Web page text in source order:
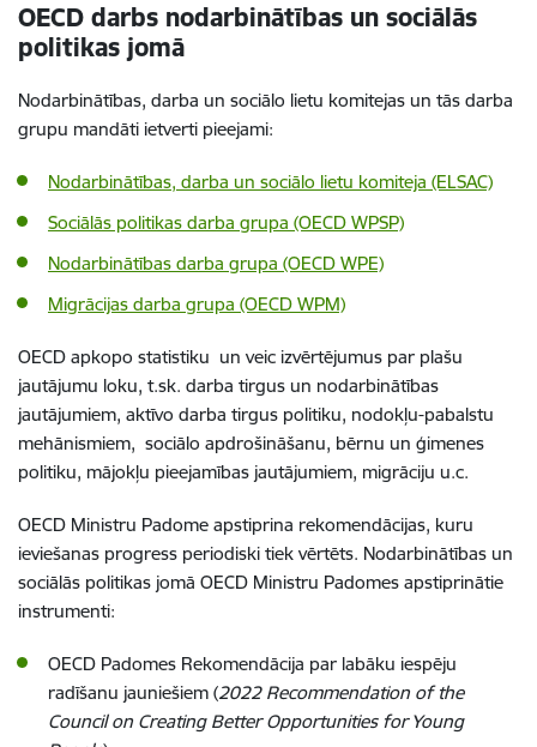
OECD darbs nodarbinātības un sociālās
politikas jomā
Nodarbinātības, darba un sociālo lietu komitejas un tās darba
grupu mandāti ietverti pieejami:
Nodarbinātības, darba un sociālo lietu komiteja (ELSAC)
Sociālās politikas darba grupa (OECD WPSP)
Nodarbinātības darba grupa (OECD WPE)
Migrācijas darba grupa (OECD WPM)
OECD apkopo statistiku un veic izvērtējumus par plašu
jautājumu loku, t.sk. darba tirgus un nodarbinātības
jautājumiem, aktīvo darba tirgus politiku, nodokļu-pabalstu
mehānismiem, sociālo apdrošināšanu, bērnu un ģimenes
politiku, mājokļu pieejamības jautājumiem, migrāciju u.c.
OECD Ministru Padome apstiprina rekomendācijas, kuru
ieviešanas progress periodiski tiek vērtēts. Nodarbinātības un
sociālās politikas jomā OECD Ministru Padomes apstiprinātie
instrumenti:
OECD Padomes Rekomendācija par labāku iespēju
radīšanu jauniešiem (2022 Recommendation of the
Council on Creating Better Opportunities for Young